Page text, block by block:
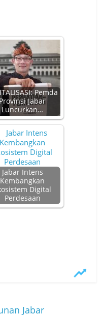
Pemda
Provinsi Jabar
Luncurkan…
Jabar Intens
Kembangkan
Digital
Perdesaan
Jabar